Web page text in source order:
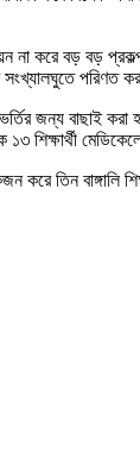
না করে বড় বড়
সংখ্যালঘুতে পরিণত
জন্য বাছাই
শিক্ষার্থী
তিন বাঙ্গালি